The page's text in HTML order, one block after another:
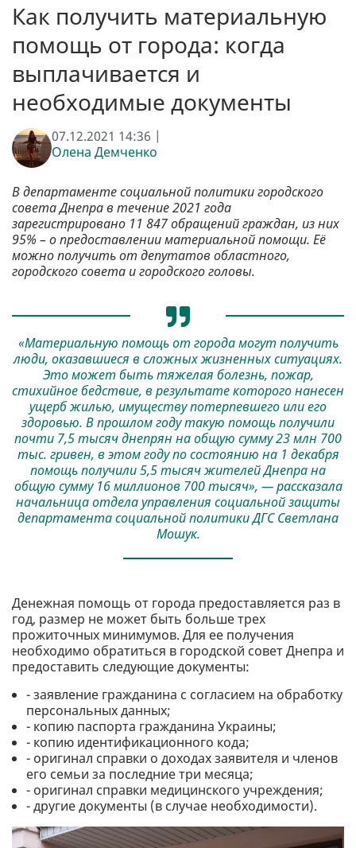
Как получить материальную
помощь от города: когда
выплачивается и
необходимые документы
07.12.2021 14:36 |
Олена Демченко
В департаменте социальной политики городского
совета Днепра в течение 2021 года
зарегистрировано 11 847 обращений граждан, из них
95% – о предоставлении материальной помощи. Её
можно получить от депутатов областного,
городского совета и городского головы.
«Материальную помощь от города могут получить
люди, оказавшиеся в сложных жизненных ситуациях.
Это может быть тяжелая болезнь, пожар,
стихийное бедствие, в результате которого нанесен
ущерб жилью, имуществу потерпевшего или его
здоровью. В прошлом году такую помощь получили
почти 7,5 тысяч днепрян на общую сумму 23 млн 700
тыс. гривен, в этом году по состоянию на 1 декабря
помощь получили 5,5 тысяч жителей Днепра на
общую сумму 16 миллионов 700 тысяч», — рассказала
начальница отдела управления социальной защиты
департамента социальной политики ДГС Светлана
Мошук.
Денежная помощь от города предоставляется раз в
год, размер не может быть больше трех
прожиточных минимумов. Для ее получения
необходимо обратиться в городской совет Днепра и
предоставить следующие документы:
- заявление гражданина с согласием на обработку
персональных данных;
- копию паспорта гражданина Украины;
- копию идентификационного кода;
- оригинал справки о доходах заявителя и членов
его семьи за последние три месяца;
- оригинал справки медицинского учреждения;
- другие документы (в случае необходимости).